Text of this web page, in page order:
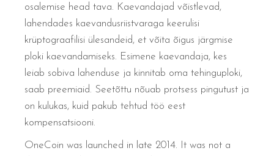
osalemise head tava. Kaevandajad võistlevad,
lahendades kaevandusriistvaraga keerulisi
krüptograafilisi ülesandeid, et võita õigus järgmise
ploki kaevandamiseks. Esimene kaevandaja, kes
leiab sobiva lahenduse ja kinnitab oma tehinguploki,
saab preemiaid. Seetõttu nõuab protsess pingutust ja
on kulukas, kuid pakub tehtud töö eest
kompensatsiooni.
OneCoin was launched in late 2014. It was not a